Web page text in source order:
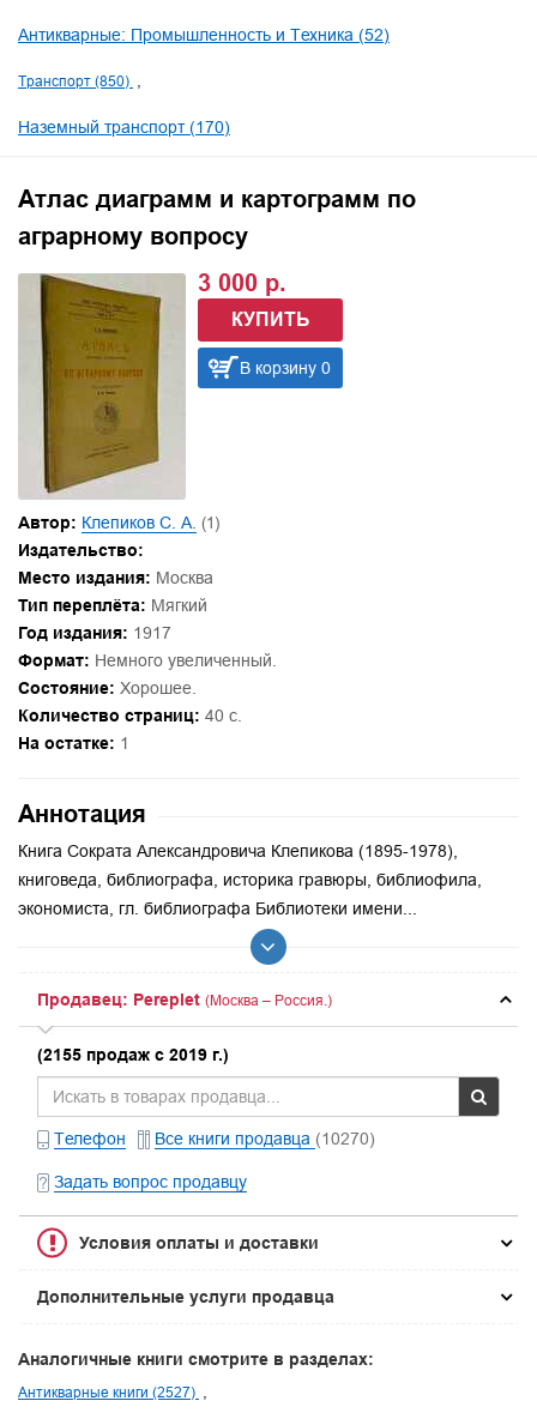
Антикварные: Промышленность и Техника (52)
Транспорт (850)
Наземный транспорт (170)
Атлас диаграмм и картограмм по
аграрному вопросу
3 000 р.
КУПИТЬ
В корзину 0
Автор: Клепиков С. А. (1)
Издательство:
Место издания: Москва
Тип переплёта: Мягкий
Год издания: 1917
Формат: Немного увеличенный.
Состояние: Хорошее.
Количество страниц: 40 с.
На остатке: 1
Аннотация
Книга Сократа Александровича Клепикова (1895-1978),
книговеда, библиографа, историка гравюры, библиофила,
экономиста, гл. библиографа Библиотеки имени...
Продавец: Pereplet (Москва – Россия.)
(2155 продаж с 2019 г.)
Телефон Все книги продавца (10270)
Задать вопрос продавцу
Условия оплаты и доставки
Дополнительные услуги продавца
Аналогичные книги смотрите в разделах:
Антикварные книги (2527)